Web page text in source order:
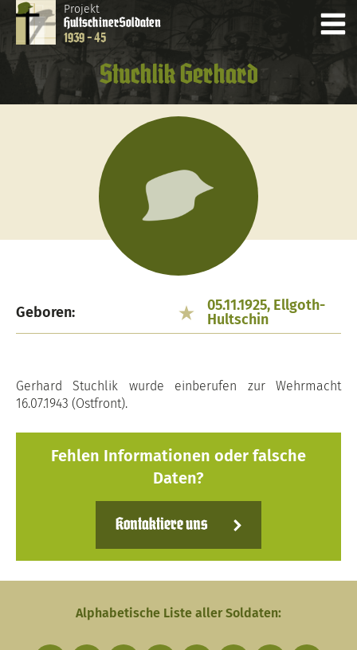
Projekt
HultschinerSoldaten
1939 - 45
Stuchlik Gerhard
Geboren:
05.11.1925, Ellgoth-
Hultschin
Gerhard Stuchlik wurde einberufen zur Wehrmacht
16.07.1943 (Ostfront).
Fehlen Informationen oder falsche
Daten?
Kontaktiere uns
Alphabetische Liste aller Soldaten: